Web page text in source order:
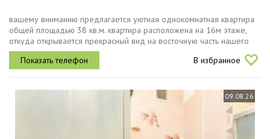
вашему вниманию предлагается уютная однокомнатная квартира
общей площадью 38 кв.м. квартира расположена на 16м этаже,
откуда открывается прекрасный вид на восточную часть нашего
города. сверху тех.этаж. новый кирпичный дом 2016го года
постройки....
В избранное
09.08.26